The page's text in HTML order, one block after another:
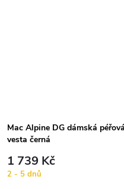
Mac Alpine DG dámská péřová
vesta černá
1 739 Kč
2 - 5 dnů